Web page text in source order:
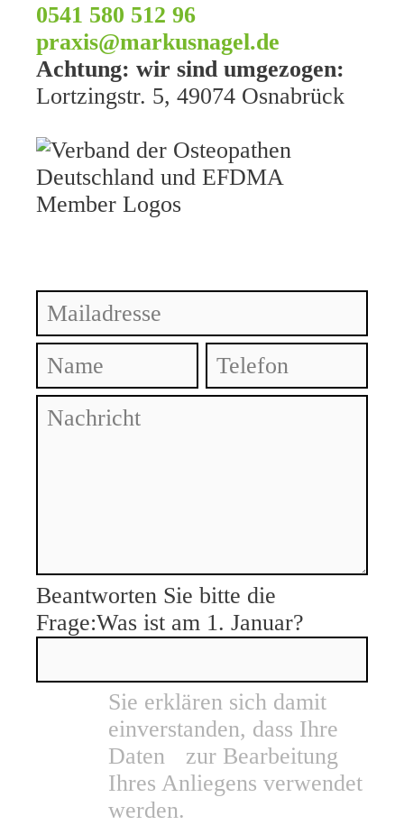
0541 580 512 96
praxis@markusnagel.de
Achtung: wir sind umgezogen:
Lortzingstr. 5, 49074 Osnabrück
Beantworten Sie bitte die
Frage:Was ist am 1. Januar?
Sie erklären sich damit
einverstanden, dass Ihre
Daten zur Bearbeitung
Ihres Anliegens verwendet
werden.